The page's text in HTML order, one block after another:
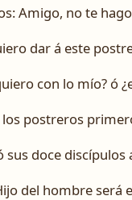
Amigo, no te
dar á este
con lo mío? ó
postreros
sus doce
del hombre